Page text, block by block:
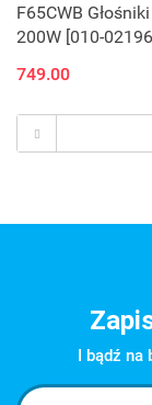
F65CWB
200W [010-
749.00
I bądź na